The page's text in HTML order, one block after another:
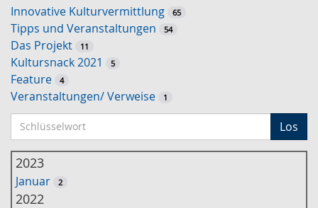
Innovative Kulturvermittlung 65
Tipps und Veranstaltungen 54
Das Projekt 11
Kultursnack 2021 5
Feature 4
Veranstaltungen/ Verweise 1
c
h
ü
Los
2023
Januar 2
2022